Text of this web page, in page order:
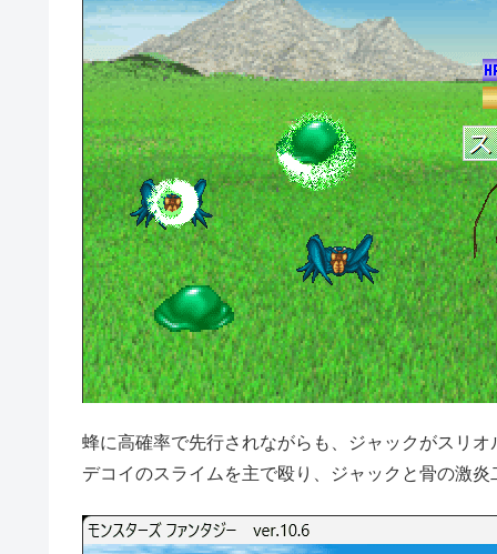
蜂に高確率で先行されながらも、ジャックがスリ
デコイのスライムを主で殴り、ジャックと骨の激炎